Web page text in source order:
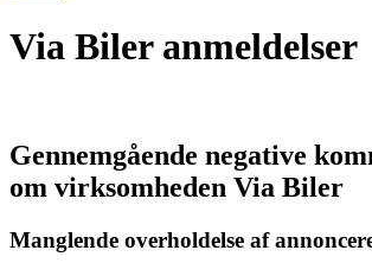
Via Biler anmeldelser
Gennemgående negative
om virksomheden Via Biler
Manglende overholdelse af